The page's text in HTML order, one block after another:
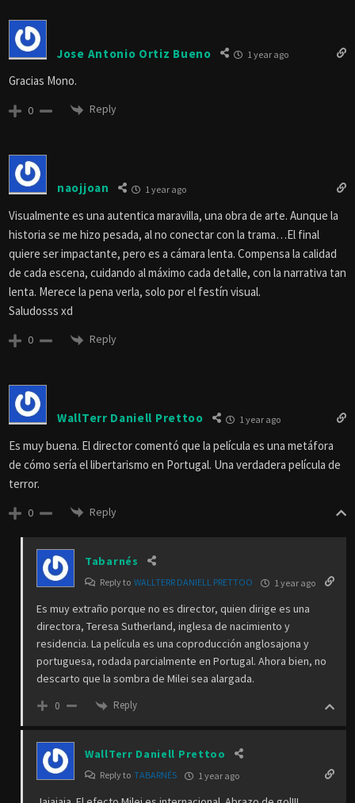
Jose Antonio Ortiz Bueno 1 year ago
Gracias Mono.
0 Reply
naojjoan 1 year ago
Visualmente es una autentica maravilla, una obra de arte. Aunque la
historia se me hizo pesada, al no conectar con la trama…El final
quiere ser impactante, pero es a cámara lenta. Compensa la calidad
de cada escena, cuidando al máximo cada detalle, con la narrativa tan
lenta. Merece la pena verla, solo por el festín visual.
Saludosss xd
0 Reply
WallTerr Daniell Prettoo 1 year ago
Es muy buena. El director comentó que la película es una metáfora
de cómo sería el libertarismo en Portugal. Una verdadera película de
terror.
0 Reply
Tabarnés
Reply to WALLTERR DANIELL PRETTOO 1 year ago
Es muy extraño porque no es director, quien dirige es una
directora, Teresa Sutherland, inglesa de nacimiento y
residencia. La película es una coproducción anglosajona y
portuguesa, rodada parcialmente en Portugal. Ahora bien, no
descarto que la sombra de Milei sea alargada.
0 Reply
WallTerr Daniell Prettoo
Reply to TABARNÉS 1 year ago